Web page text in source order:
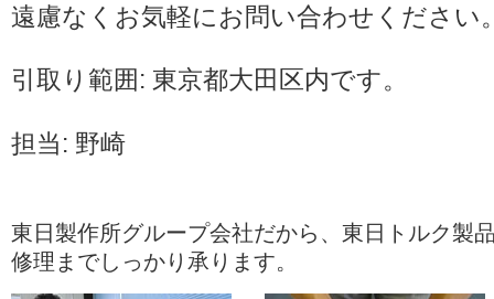
遠慮なくお気軽にお問い合わせください
引取り範囲: 東京都大田区内です。
担当: 野崎
東日製作所グループ会社だから、東日トルク製
修理までしっかり承ります。